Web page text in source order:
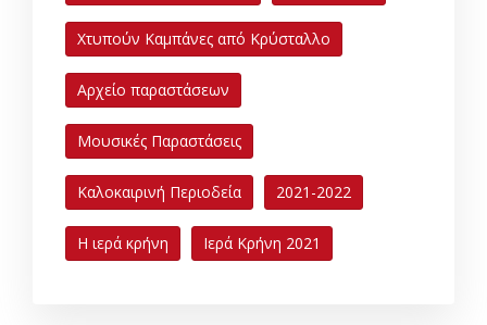
Χτυπούν Καμπάνες από Κρύσταλλο
Αρχείο παραστάσεων
Μουσικές Παραστάσεις
Καλοκαιρινή Περιοδεία 2021-2022
Η ιερά κρήνη Ιερά Κρήνη 2021